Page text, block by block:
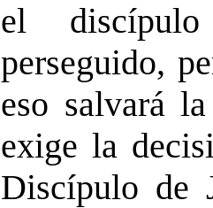
el
perseguido,
eso salvará
exige la
Discípulo de